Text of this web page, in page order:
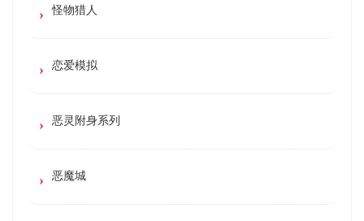
怪物猎人
恋爱模拟
恶灵附身系列
恶魔城